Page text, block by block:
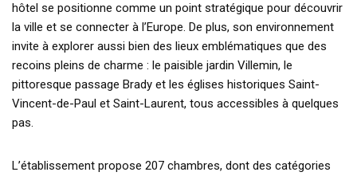
hôtel se positionne comme un point stratégique pour découvrir
la ville et se connecter à l’Europe. De plus, son environnement
invite à explorer aussi bien des lieux emblématiques que des
recoins pleins de charme : le paisible jardin Villemin, le
pittoresque passage Brady et les églises historiques Saint-
Vincent-de-Paul et Saint-Laurent, tous accessibles à quelques
pas.
L’établissement propose 207 chambres, dont des catégories